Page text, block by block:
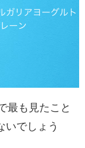
最も見たこと
いでしょう